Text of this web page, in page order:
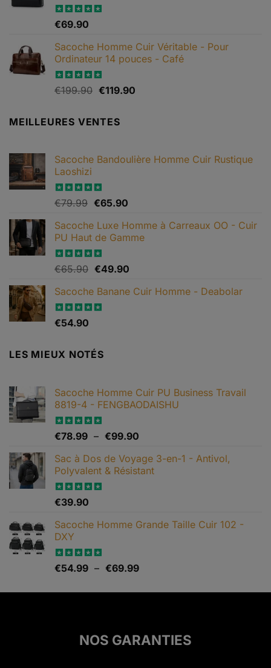
Note4.67
€69.90
Sacoche Homme Cuir Véritable - Pour
Ordinateur 14 pouces - Café
Note5.00
€199.90 Le
était :
€119.90Le
MEILLEURES VENTES
Sacoche Bandoulière Homme Cuir Rustique
Laoshizi
Note4.88
€79.99 Le
initial
était :
€79.99.
€65.90Le
actuel
est :
Sacoche Luxe Homme à Carreaux OO - Cuir
PU Haut de Gamme
Note4.82
€65.90 Le
initial
était :
€49.90Le
actuel
Sacoche Banane Cuir Homme - Deabolar
Note4.79
€54.90
LES MIEUX NOTÉS
Sacoche Homme Cuir PU Business Travail
8819-4 - FENGBAODAISHU
Note5.00
€78.99 – €99.90
prix :
€78.99
Sac à Dos de Voyage 3-en-1 - Antivol,
Polyvalent & Résistant
Note5.00
€39.90
Sacoche Homme Grande Taille Cuir 102 -
DXY
Note5.00
€54.99 – €69.99Plage
prix :
NOS GARANTIES